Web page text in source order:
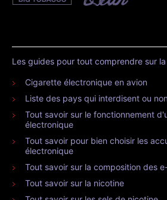
Les guides pour tout comprendre sur
Cigarette électronique en avion
Liste des pays qui interdisent ou
Tout savoir sur le fonctionnement
électronique
Tout savoir pour bien choisir les
électronique
Tout savoir sur la composition des
Tout savoir sur la nicotine